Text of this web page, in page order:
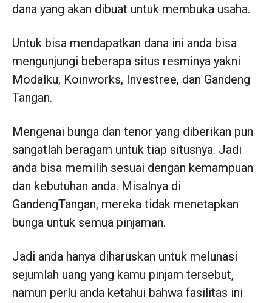
dana yang akan dibuat untuk membuka usaha.
Untuk bisa mendapatkan dana ini anda bisa
mengunjungi beberapa situs resminya yakni
Modalku, Koinworks, Investree, dan Gandeng
Tangan.
Mengenai bunga dan tenor yang diberikan pun
sangatlah beragam untuk tiap situsnya. Jadi
anda bisa memilih sesuai dengan kemampuan
dan kebutuhan anda. Misalnya di
GandengTangan, mereka tidak menetapkan
bunga untuk semua pinjaman.
Jadi anda hanya diharuskan untuk melunasi
sejumlah uang yang kamu pinjam tersebut,
namun perlu anda ketahui bahwa fasilitas ini